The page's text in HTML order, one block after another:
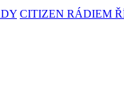
CITIZEN RÁDIEM